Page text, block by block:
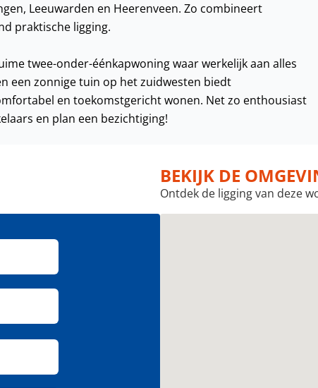
Leeuwarden en Heerenveen. Zo combineert
praktische ligging.
twee-onder-éénkapwoning waar werkelijk aan alles
een zonnige tuin op het zuidwesten biedt
en toekomstgericht wonen. Net zo enthousiast
en plan een bezichtiging!
BEKIJK DE
Ontdek de ligging van deze